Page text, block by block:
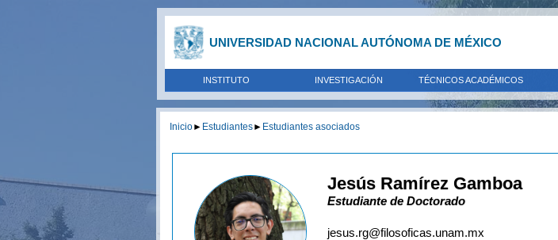
UNIVERSIDAD NACIONAL AUTÓNOMA DE MÉXICO
INSTITUTO INVESTIGACIÓN TÉCNICOS ACADÉMICOS
Inicio► Estudiantes► Estudiantes asociados
Jesús Ramírez Gamboa
Estudiante de Doctorado
jesus.rg@filosoficas.unam.mx